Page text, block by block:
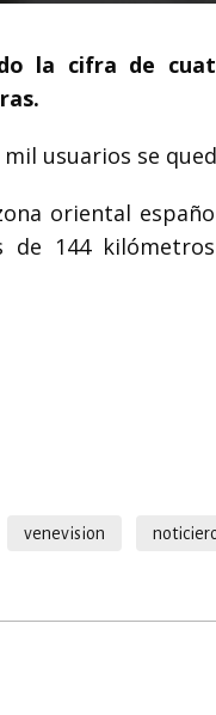
la cifra de
usuarios se
oriental
de 144
venevision